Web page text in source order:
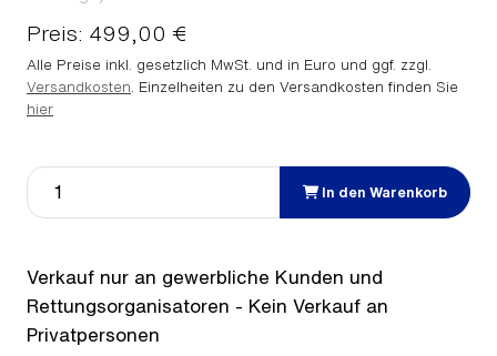
Preis: 499,00 €
Alle Preise inkl. gesetzlich MwSt. und in Euro und ggf. zzgl.
Versandkosten . Einzelheiten zu den Versandkosten finden Sie
hier
In den Warenkorb
Verkauf nur an gewerbliche Kunden und
Rettungsorganisatoren - Kein Verkauf an
Privatpersonen